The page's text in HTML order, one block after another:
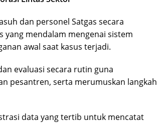
dan personel Satgas secara
mendalam mengenai sistem
awal saat kasus terjadi.
evaluasi secara rutin guna
pesantren, serta merumuskan langkah
data yang tertib untuk mencatat